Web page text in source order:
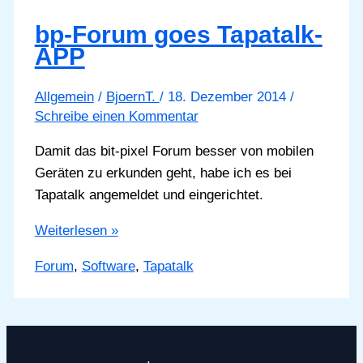
bp-Forum goes Tapatalk-
APP
Allgemein/ BjoernT. / 18. Dezember 2014 /
Schreibe einen Kommentar
Damit das bit-pixel Forum besser von mobilen
Geräten zu erkunden geht, habe ich es bei
Tapatalk angemeldet und eingerichtet.
bp-
goes
Tapatalk-
Weiterlesen »
Forum, Software, Tapatalk